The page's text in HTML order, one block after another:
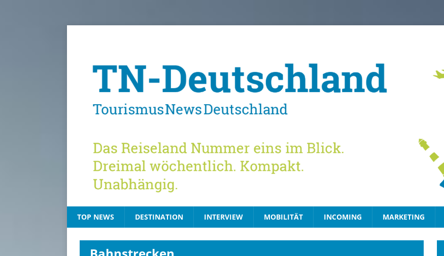
TOP NEWS DESTINATION INTERVIEW MOBILITÄT INCOMING MARKETING